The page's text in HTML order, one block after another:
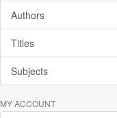
Authors
Titles
Subjects
MY ACCOUNT